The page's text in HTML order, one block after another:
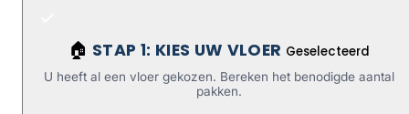
🏠 STAP 1: KIES UW VLOER Geselecteerd
U heeft al een vloer gekozen. Bereken het benodigde aantal
pakken.